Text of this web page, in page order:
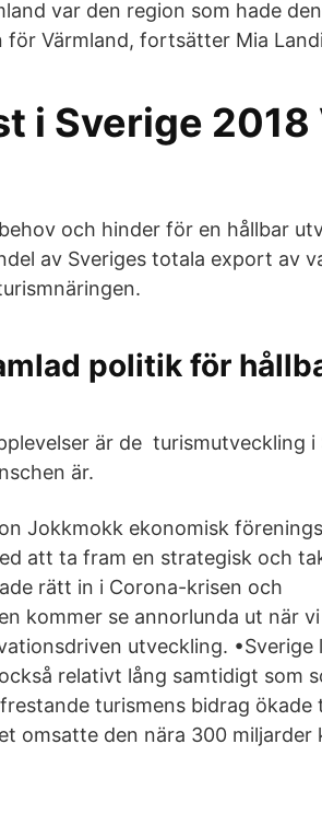
var den region som hade
Värmland, fortsätter Mia
i Sverige
och hinder för en hållbar
av Sveriges totala export av
politik för
är de turismutveckling i
är.
Jokkmokk ekonomisk
att ta fram en strategisk och
rätt in i Corona-krisen och
kommer se annorlunda ut när
utveckling. •Sverige
relativt lång samtidigt som
turismens bidrag ökade
omsatte den nära 300 miljarder